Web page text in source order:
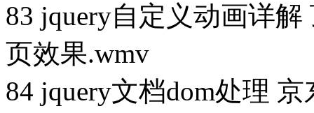
83 jquery自定义动画详
页效果.wmv
84 jquery文档dom处理